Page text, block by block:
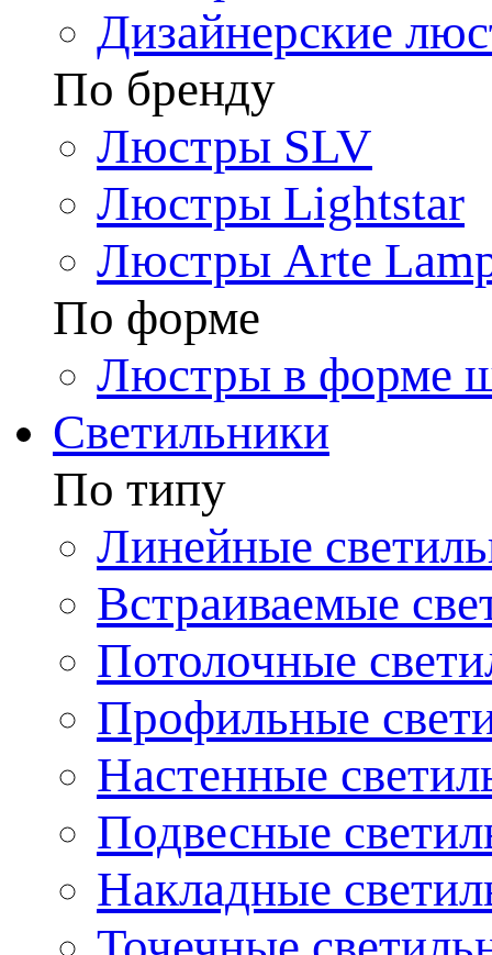
Дизайнерские
По бренду
Люстры SLV
Люстры Lightstar
Люстры Arte
По форме
Люстры в форме
Светильники
По типу
Линейные
Встраиваемые
Потолочные
Профильные
Настенные
Подвесные
Накладные